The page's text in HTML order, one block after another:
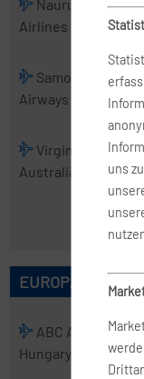
Nauru
Airlines
Samoa
Airways
Virgin
Australia
EUROPÄISCHE
ABC Air
Hungary
uns